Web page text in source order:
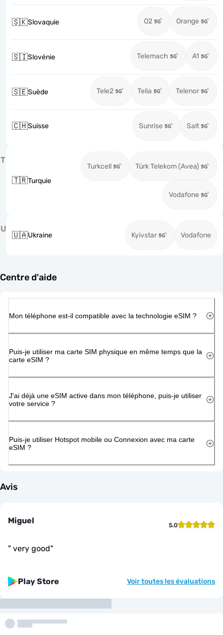
🇸🇰Slovaquie O2 Orange
🇸🇮Slovénie Telemach A1
🇸🇪Suède Tele2 Telia Telenor
🇨🇭Suisse Sunrise Salt
T
🇹🇷Turquie
Turkcell Türk Telekom (Avea)
Vodafone
U
🇺🇦Ukraine Kyivstar Vodafone
Centre d'aide
Mon téléphone est-il compatible avec la technologie eSIM ?
Puis-je utiliser ma carte SIM physique en même temps que la
carte eSIM ?
J'ai déjà une eSIM active dans mon téléphone, puis-je utiliser
votre service ?
Puis-je utiliser Hotspot mobile ou Connexion avec ma carte
eSIM ?
Avis
Miguel 5.0
" very good"
Play Store Voir toutes les évaluations